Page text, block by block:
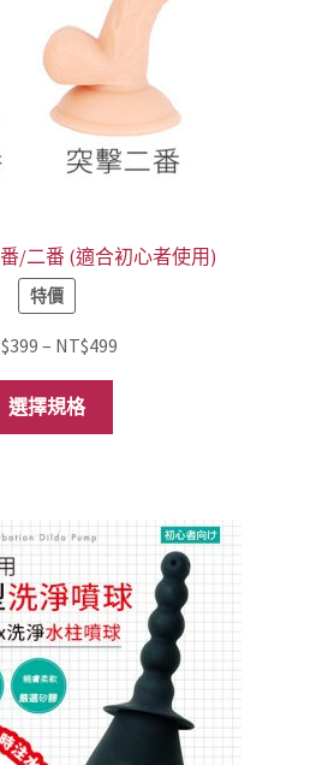
/二番 (適合初心者使用)
特價
399 – NT$499
NT$499
選擇規格
款
式。
可
產
品